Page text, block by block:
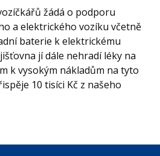
žádá o podporu
a elektrického vozíku včetně
baterie k elektrickému
jí dále nehradí léky na
k vysokým nákladům na tyto
10 tisíci Kč z našeho